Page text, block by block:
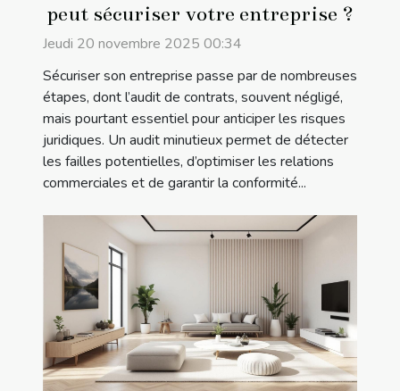
peut sécuriser votre entreprise ?
Jeudi 20 novembre 2025 00:34
Sécuriser son entreprise passe par de nombreuses
étapes, dont l’audit de contrats, souvent négligé,
mais pourtant essentiel pour anticiper les risques
juridiques. Un audit minutieux permet de détecter
les failles potentielles, d’optimiser les relations
commerciales et de garantir la conformité...